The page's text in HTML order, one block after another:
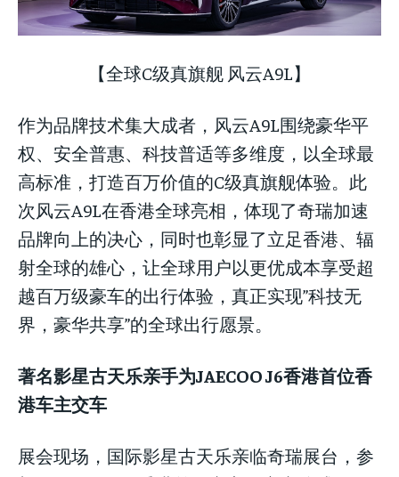
【全球C级真旗舰 风云A9L】
作为品牌技术集大成者，风云A9L围绕豪华平
权、安全普惠、科技普适等多维度，以全球最
高标准，打造百万价值的C级真旗舰体验。此
次风云A9L在香港全球亮相，体现了奇瑞加速
品牌向上的决心，同时也彰显了立足香港、辐
射全球的雄心，让全球用户以更优成本享受超
越百万级豪车的出行体验，真正实现”科技无
界，豪华共享”的全球出行愿景。
著名影星古天乐亲手为JAECOO J6香港首位香
港车主交车
展会现场，国际影星古天乐亲临奇瑞展台，参